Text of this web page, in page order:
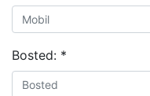
Bosted: *